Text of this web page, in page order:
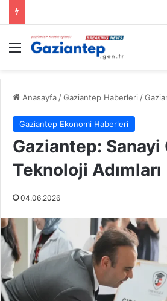
Menü
Anasayfa /Gaziantep Haberleri /
Gaziantep Ekonomi Haberleri
Gaziantep: Sanayi
Teknoloji Adımları
04.06.2026